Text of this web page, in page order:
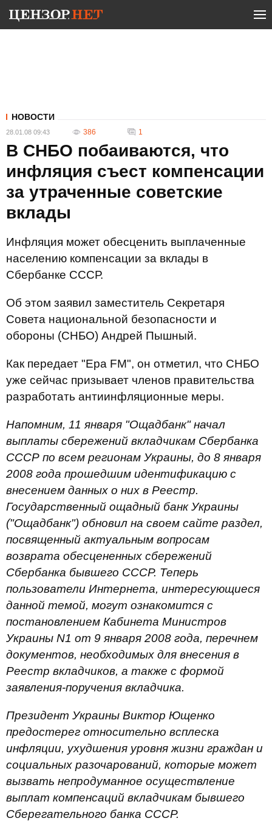
НОВОСТИ
28.01.08 09:43 386 1
В СНБО побаиваются, что
инфляция съест компенсации
за утраченные советские
вклады
Инфляция может обесценить выплаченные
населению компенсации за вклады в
Сбербанке СССР.
Об этом заявил заместитель Секретаря
Совета национальной безопасности и
обороны (СНБО) Андрей Пышный.
Как передает "Ера FM", он отметил, что СНБО
уже сейчас призывает членов правительства
разработать антиинфляционные меры.
Напомним, 11 января "Ощадбанк" начал
выплаты сбережений вкладчикам Сбербанка
СССР по всем регионам Украины, до 8 января
2008 года прошедшим идентификацию с
внесением данных о них в Реестр.
Государственный ощадный банк Украины
("Ощадбанк") обновил на своем сайте раздел,
посвященный актуальным вопросам
возврата обесцененных сбережений
Сбербанка бывшего СССР. Теперь
пользователи Интернета, интересующиеся
данной темой, могут ознакомится с
постановлением Кабинета Министров
Украины N1 от 9 января 2008 года, перечнем
документов, необходимых для внесения в
Реестр вкладчиков, а также с формой
заявления-поручения вкладчика.
Президент Украины Виктор Ющенко
предостерег относительно всплеска
инфляции, ухудшения уровня жизни граждан и
социальных разочарований, которые может
вызвать непродуманное осуществление
выплат компенсаций вкладчикам бывшего
Сберегательного банка СССР.